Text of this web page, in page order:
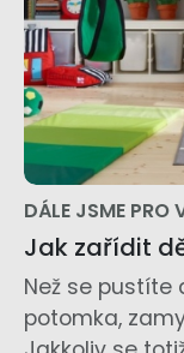
DÁLE JSME PRO
Jak zařídit
Než se pustíte
potomka,